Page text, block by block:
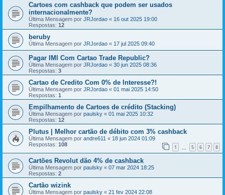
Cartoes com cashback que podem ser usados
internacionalmente?
Última Mensagem por JRJordao « 16 out 2025 19:00
Respostas: 12
beruby
Última Mensagem por JRJordao « 17 jul 2025 09:40
Pagar IMI Com Cartao Trade Republic?
Última Mensagem por JRJordao « 30 jun 2025 08:36
Respostas: 3
Cartao de Credito Com 0% de Interesse?!
Última Mensagem por JRJordao « 01 mai 2025 14:50
Respostas: 1
Empilhamento de Cartoes de crédito (Stacking)
Última Mensagem por paulsky « 01 mai 2025 10:32
Respostas: 12
Plutus | Melhor cartão de débito com 3% cashback
Última Mensagem por andre611 « 18 jun 2024 01:09
Respostas: 108 1 5 6 7 8
Cartões Revolut dão 4% de cashback
Última Mensagem por paulsky « 07 mar 2024 18:25
Respostas: 2
Cartão wizink
Última Mensagem por paulsky « 21 fev 2024 22:08